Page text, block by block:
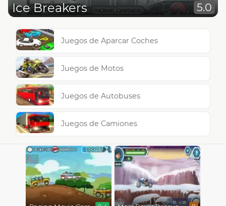
Ice Breakers 5.0
Juegos de Aparcar Coches
Juegos de Motos
Juegos de Autobuses
Juegos de Camiones